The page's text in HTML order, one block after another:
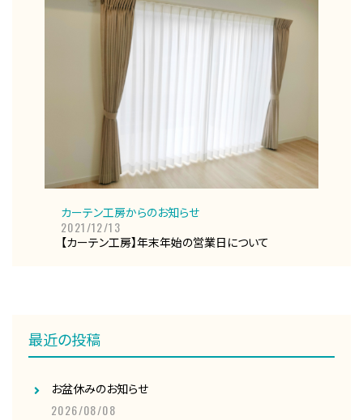
カーテン工房からのお知らせ
2021/12/13
【カーテン工房】年末年始の営業日について
最近の投稿
お盆休みのお知らせ
2026/08/08